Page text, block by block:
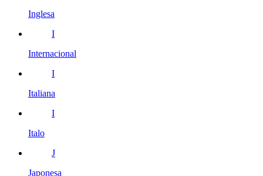
Inglesa
I
Internacional
I
Italiana
I
Italo
J
Japonesa